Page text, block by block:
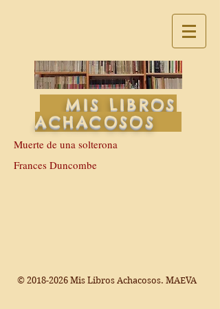
MIS LIBROS
ACHACOSOS
Muerte de una solterona
Frances Duncombe
© 2018-2026 Mis Libros Achacosos. MAEVA